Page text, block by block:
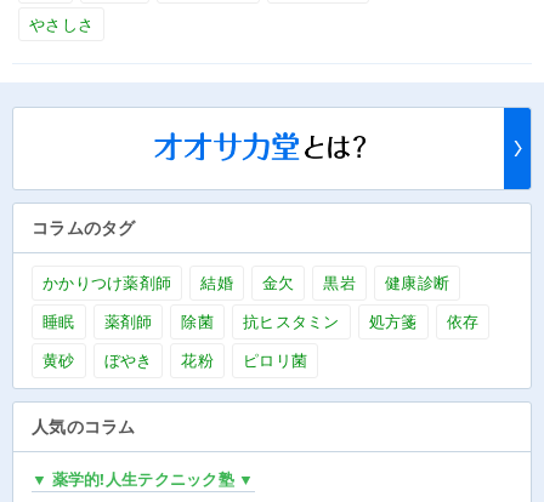
やさしさ
コラムのタグ
かかりつけ薬剤師 結婚 金欠 黒岩
健康診断
睡眠
薬剤師 除菌 抗ヒスタミン 処方箋
依存
黄砂
ぼやき 花粉 ピロリ菌
人気のコラム
▼ 薬学的!人生テクニック塾 ▼